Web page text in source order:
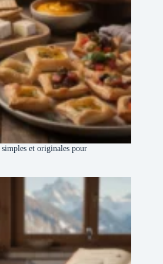
et originales pour